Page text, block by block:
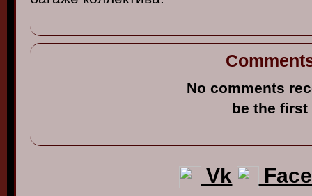
No comments
be the first
Vk